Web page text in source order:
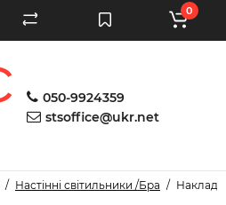
050-9924359
stsoffice@ukr.net
0
Настінні світильники /Бра